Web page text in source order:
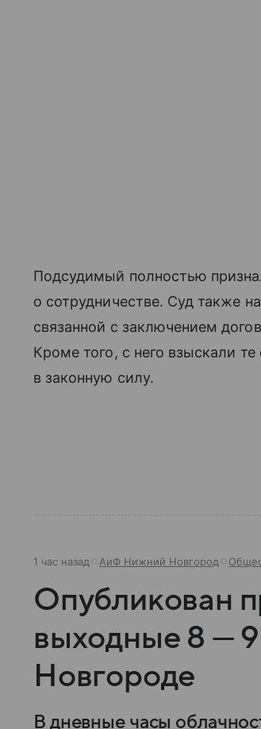
Подсудимый полностью
о сотрудничестве. Суд также
связанной с заключением
Кроме того, с него взыскали
в законную силу.
1 час назад АиФ Нижний Новгород
Опубликован
выходные 8 —
Новгороде
В дневные часы